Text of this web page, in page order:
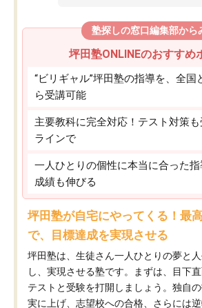
塾探しの窓口編集部から
坪田塾ONLINEのおすすめ
“ビリギャル”坪田塾の指導を、全国
ら受講可能
主要教科に完全対応！テスト対策
ラインで
一人ひとりの個性に本当に合った
成績も伸びる
坪田塾が自宅にやってくる！最
で、目標達成を実現させる
坪田塾は、生徒さん一人ひとりの夢と
し、実現させる塾です。まずは、目下
テストと受験を打開しましょう。独自
実に上げ、志望校への合格、さらには